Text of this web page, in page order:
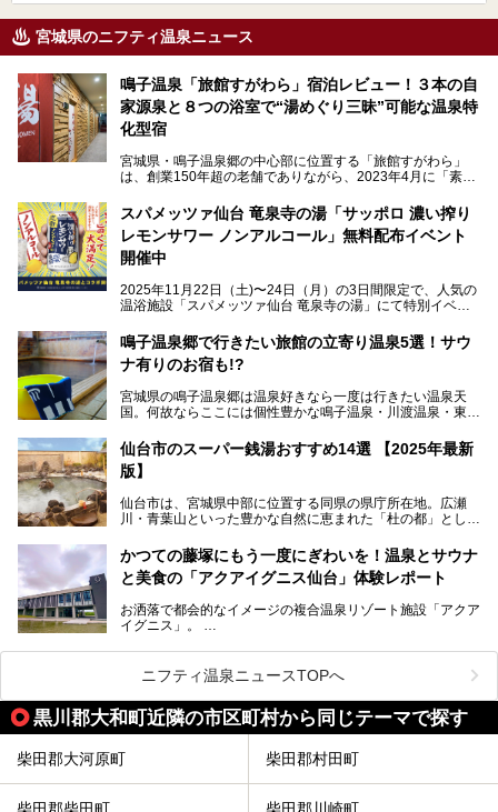
宮城県のニフティ温泉ニュース
鳴子温泉「旅館すがわら」宿泊レビュー！３本の自
家源泉と８つの浴室で“湯めぐり三昧”可能な温泉特
化型宿
宮城県・鳴子温泉郷の中心部に位置する「旅館すがわら」
は、創業150年超の老舗でありながら、2023年4月に「素泊
を利用したサウナも新設され、温泉ファン・サウナ―双方に
注目のスポットです。
特筆すべきは、館内で完結する圧倒的な「湯めぐり」のバリ
エーション。“温泉のデパート”・“東の横綱”と称される鳴子
温泉郷の中でも、3本の異なる自家源泉を使い分けるその実
力は折り紙付き。実際に宿泊した筆者が、“温泉”を中心にそ
の全貌を詳細レビューします！
スパメッツァ仙台 竜泉寺の湯「サッポロ 濃い搾り
レモンサワー ノンアルコール」無料配布イベント
開催中
2025年11月22日（土)〜24日（月）の3日間限定で、人気の
温浴施設「スパメッツァ仙台 竜泉寺の湯」にて特別イベン
「サッポロ 濃い搾りレモンサワー ノンアルコール」を無料
配布します。さらにSNS投稿で「サッポロ 濃い搾りグレフ
ルサワー ノンアルコール」もプレゼント。湯上がりにぴっ
ー
提供元：サッポロビール【PR】
鳴子温泉郷で行きたい旅館の立寄り温泉5選！サウ
ナ有りのお宿も!?
宮城県の鳴子温泉郷は温泉好きなら一度は行きたい温泉天
国。何故ならここには個性豊かな鳴子温泉・川渡温泉・東鳴
硫黄泉、塩化物泉、硫酸塩泉、炭酸水素塩泉などと多様な泉
質がそろっているからです。
の旅館・ホテルも立ち寄り入浴に門戸を開いてくれていま
す。
今回はそんな旅館の中から、おすすめしたい5ヶ所の温泉を
セレクトしてみました。うち3ヶ所はサウナも楽しめます。
仙台市のスーパー銭湯おすすめ14選 【2025年最新
版】
仙台市は、宮城県中部に位置する同県の県庁所在地。広瀬
川・青葉山といった豊かな自然に恵まれた「杜の都」として
人気です。新幹線を使えば都心から1時間30分とアクセスも
よく、気軽に訪れやすい地方都市の1つです。
仙台牛タンなどを堪能するグルメ旅や、スポーツ観戦の遠征
時などに利用しやすい温浴施設がたくさんありますよ。
かつての藤塚にもう一度にぎわいを！温泉とサウナ
と美食の「アクアイグニス仙台」体験レポート
お洒落で都会的なイメージの複合温泉リゾート施設「アクア
イグニス」。
関西空港や吉川美南（埼玉県）に続いて仙台市若林区に202
2年4月にオープンした「アクアイグニス仙台」は、日帰り
温泉の「藤塚の湯」、マルシェ リアン、和食「笠庵」、イ
タリアン「グリーチネ」、ベーカリー「マリアージュ ドゥ
ファリーヌ」、スイーツの「コンフィチュール アッシュ」
と「ル ショコラ ドゥ アッシュ」、そしてカフェ「猿田彦珈
琲」と話題のお店が勢ぞろい！
この「アクアイグニス仙台」の魅力を探りにお出かけしてき
ニフティ温泉ニュースTOPへ
黒川郡大和町近隣の市区町村から同じテーマで探す
柴田郡大河原町 柴田郡村田町